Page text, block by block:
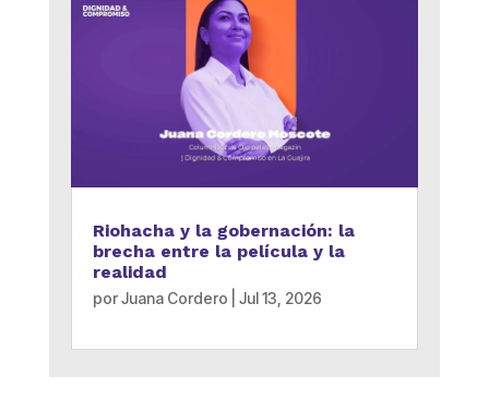
Riohacha y la gobernación: la
brecha entre la película y la
realidad
porJuana Cordero Jul 13, 2026